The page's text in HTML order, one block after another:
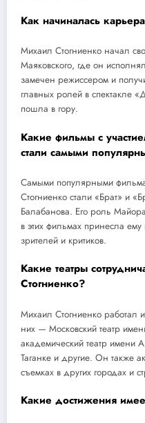
Как начиналась
Михаил Стогниенко начал
Маяковского, где он
замечен режиссером и
главных ролей в спектакле
пошла в гору.
Какие фильмы с
стали самыми
Самыми популярными
Стогниенко стали «Брат» и
Балабанова. Его роль
в этих фильмах принесла
зрителей и критиков.
Какие театры
Стогниенко?
Михаил Стогниенко работал
них — Московский театр
академический театр имени
Таганке и другие. Он также
съемках в других городах и
Какие достижения